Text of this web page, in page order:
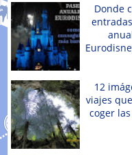
Donde
12
viajes
coger